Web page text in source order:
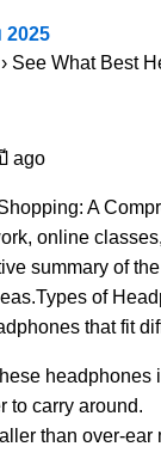
2025
› See What Best
ago
A
online
summary of
Types of
that fit
headphones
to carry around.
than over-ear